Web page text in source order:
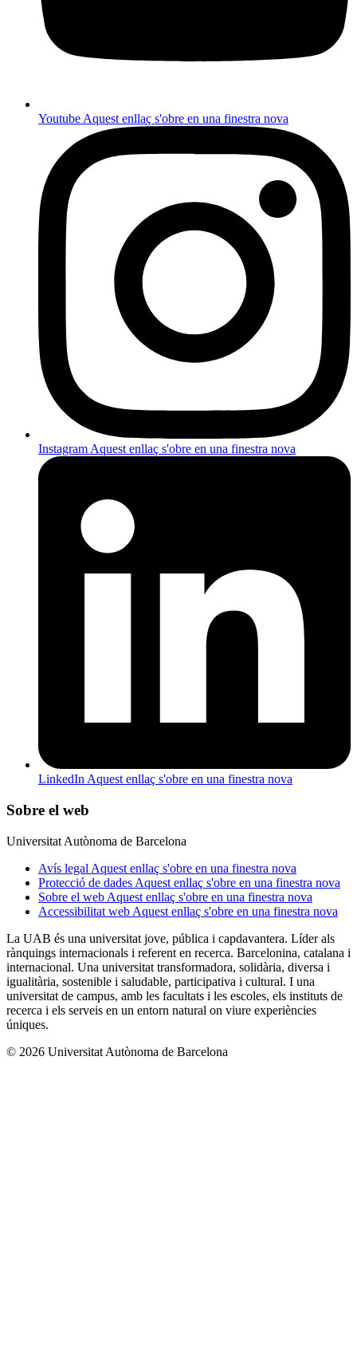
YoutubeAquest enllaç s'obre en una finestra nova
InstagramAquest enllaç s'obre en una finestra nova
LinkedInAquest enllaç s'obre en una finestra nova
Sobre el web
Universitat Autònoma de Barcelona
Avís legal Aquest enllaç s'obre en una finestra nova
Protecció de dades Aquest enllaç s'obre en una finestra nova
Sobre el web Aquest enllaç s'obre en una finestra nova
Accessibilitat web Aquest enllaç s'obre en una finestra nova
La UAB és una universitat jove, pública i capdavantera. Líder als
rànquings internacionals i referent en recerca. Barcelonina, catalana i
internacional. Una universitat transformadora, solidària, diversa i
igualitària, sostenible i saludable, participativa i cultural. I una
universitat de campus, amb les facultats i les escoles, els instituts de
recerca i els serveis en un entorn natural on viure experiències
úniques.
© 2026 Universitat Autònoma de Barcelona